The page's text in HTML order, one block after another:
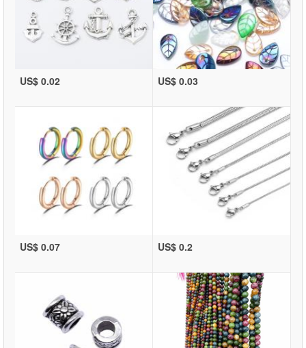
US$ 0.02 US$ 0.03
US$ 0.07 US$ 0.2